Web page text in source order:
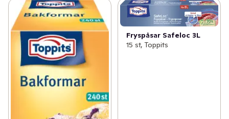
Fryspåsar Safeloc 3L
15 st, Toppits